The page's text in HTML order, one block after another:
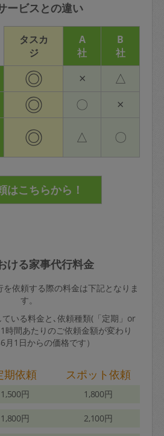
ービスとの違い
タスカ
ジ
A
社
B
社
◎ × △
◎ 〇 ×
◎ △ 〇
ける家事代行料金
依頼する際の料金は下記となりま
す。
いる料金と､依頼種類(「定期」or
時間あたりのご依頼金額が変わり
1日からの価格です）
期依頼 スポット依頼
1,500円 1,800円
1,800円 2,100円